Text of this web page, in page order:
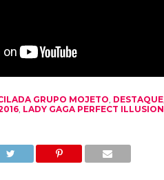
GRUPO MOJETO DESTAQUE,
, LADY GAGA PERFECT ILLUSION